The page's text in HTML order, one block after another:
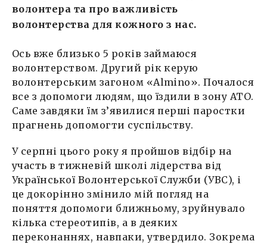
волонтера та про важливість
волонтерства для кожного з нас.
Ось вже близько 5 років займаюся
волонтерством. Другий рік керую
волонтерським загоном «Almino». Почалося
все з допомоги людям, що їздили в зону АТО.
Саме завдяки їм з’явилися перші паростки
прагнень допомогти суспільству.
У серпні цього року я пройшов відбір на
участь в тижневій школі лідерства від
Української Волонтерської Служби (УВС), і
це докорінно змінило мій погляд на
поняття допомоги ближньому, зруйнувало
кілька стереотипів, а в деяких
переконаннях, навпаки, утвердило. Зокрема